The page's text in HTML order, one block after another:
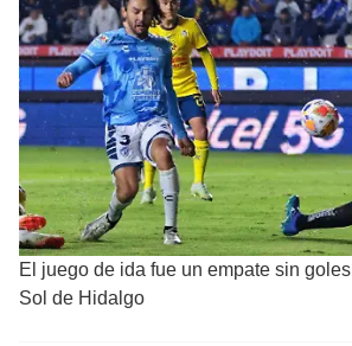
El juego de ida fue un empate sin goles
Sol de Hidalgo